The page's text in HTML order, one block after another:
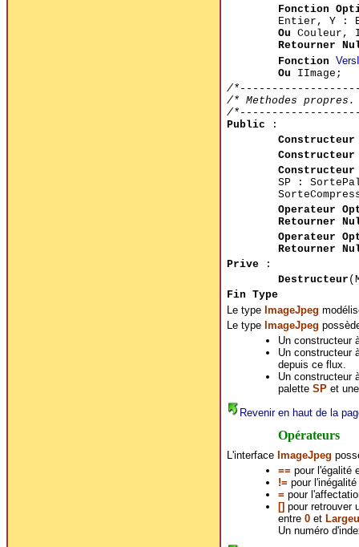
Fonction
Entier, Y :
Ou
Retourner
Fonction
Ou IImage;
/
/* Methodes
/
Public :
SP :
Operateur
Retourner
Operateur
Retourner
Prive:
Destructeur
Fin Type
Le type ImageJpeg
Le type ImageJpeg
Un constructeur
Un constructeur
depuis ce flux.
Un constructeur
palette SPet
Revenir en haut de la
Opérateurs
L'interface ImageJpeg
== pour l'égalité
!= pour
= pour
[]pour retrouver
entre 0et
Un numéro